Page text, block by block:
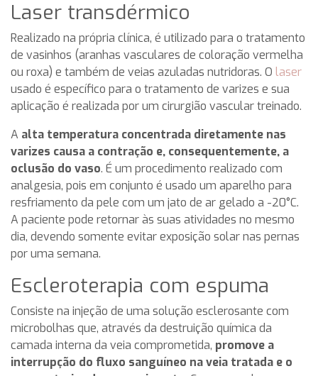
Laser transdérmico
Realizado na própria clínica, é utilizado para o tratamento
de vasinhos (aranhas vasculares de coloração vermelha
ou roxa) e também de veias azuladas nutridoras. O laser
usado é específico para o tratamento de varizes e sua
aplicação é realizada por um cirurgião vascular treinado.
A alta temperatura concentrada diretamente nas
varizes causa a contração e, consequentemente, a
oclusão do vaso. É um procedimento realizado com
analgesia, pois em conjunto é usado um aparelho para
resfriamento da pele com um jato de ar gelado a -20°C.
A paciente pode retornar às suas atividades no mesmo
dia, devendo somente evitar exposição solar nas pernas
por uma semana.
Escleroterapia com espuma
Consiste na injeção de uma solução esclerosante com
microbolhas que, através da destruição química da
camada interna da veia comprometida, promove a
interrupção do fluxo sanguíneo na veia tratada e o